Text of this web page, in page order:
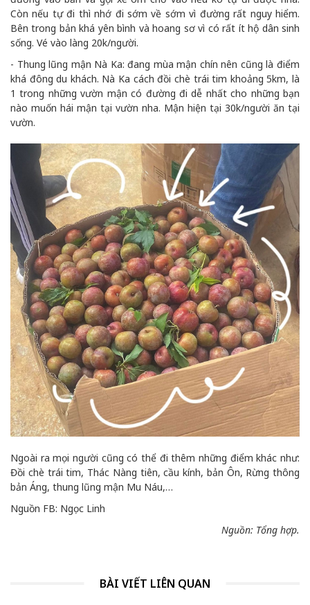
Còn nếu tự đi thì nhớ đi sớm về sớm vì đường rất nguy hiểm.
Bên trong bản khá yên bình và hoang sơ vì có rất ít hộ dân sinh
sống. Vé vào làng 20k/người.
- Thung lũng mận Nà Ka: đang mùa mận chín nên cũng là điểm
khá đông du khách. Nà Ka cách đồi chè trái tim khoảng 5km, là
1 trong những vườn mận có đường đi dễ nhất cho những bạn
nào muốn hái mận tại vườn nha. Mận hiện tại 30k/người ăn tại
vườn.
Ngoài ra mọi người cũng có thể đi thêm những điểm khác như:
Đồi chè trái tim, Thác Nàng tiên, cầu kính, bản Ôn, Rừng thông
bản Áng, thung lũng mận Mu Náu,…
Nguồn FB: Ngọc Linh
Nguồn: Tổng hợp.
BÀI VIẾT LIÊN QUAN